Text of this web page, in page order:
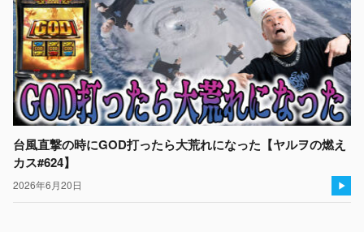
台風直撃の時にGOD打ったら大荒れになった【ヤルヲの燃え
カス#624】
2026年6月20日